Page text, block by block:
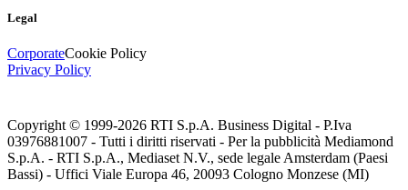
Legal
CorporateCookie Policy
Privacy Policy
Copyright © 1999-2026 RTI S.p.A. Business Digital - P.Iva
03976881007 - Tutti i diritti riservati - Per la pubblicità Mediamond
S.p.A. - RTI S.p.A., Mediaset N.V., sede legale Amsterdam (Paesi
Bassi) - Uffici Viale Europa 46, 20093 Cologno Monzese (MI)